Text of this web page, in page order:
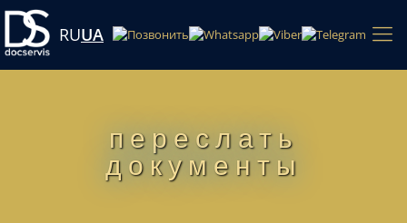
RUUA
переслать
документы